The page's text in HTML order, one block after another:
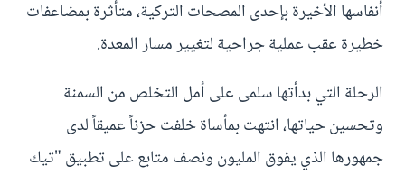
أنفاسها الأخيرة بإحدى المصحات التركية، متأثرة بمضاعفات
خطيرة عقب عملية جراحية لتغيير مسار المعدة.
الرحلة التي بدأتها سلمى على أمل التخلص من السمنة
وتحسين حياتها، انتهت بمأساة خلفت حزناً عميقاً لدى
جمهورها الذي يفوق المليون ونصف متابع على تطبيق "تيك